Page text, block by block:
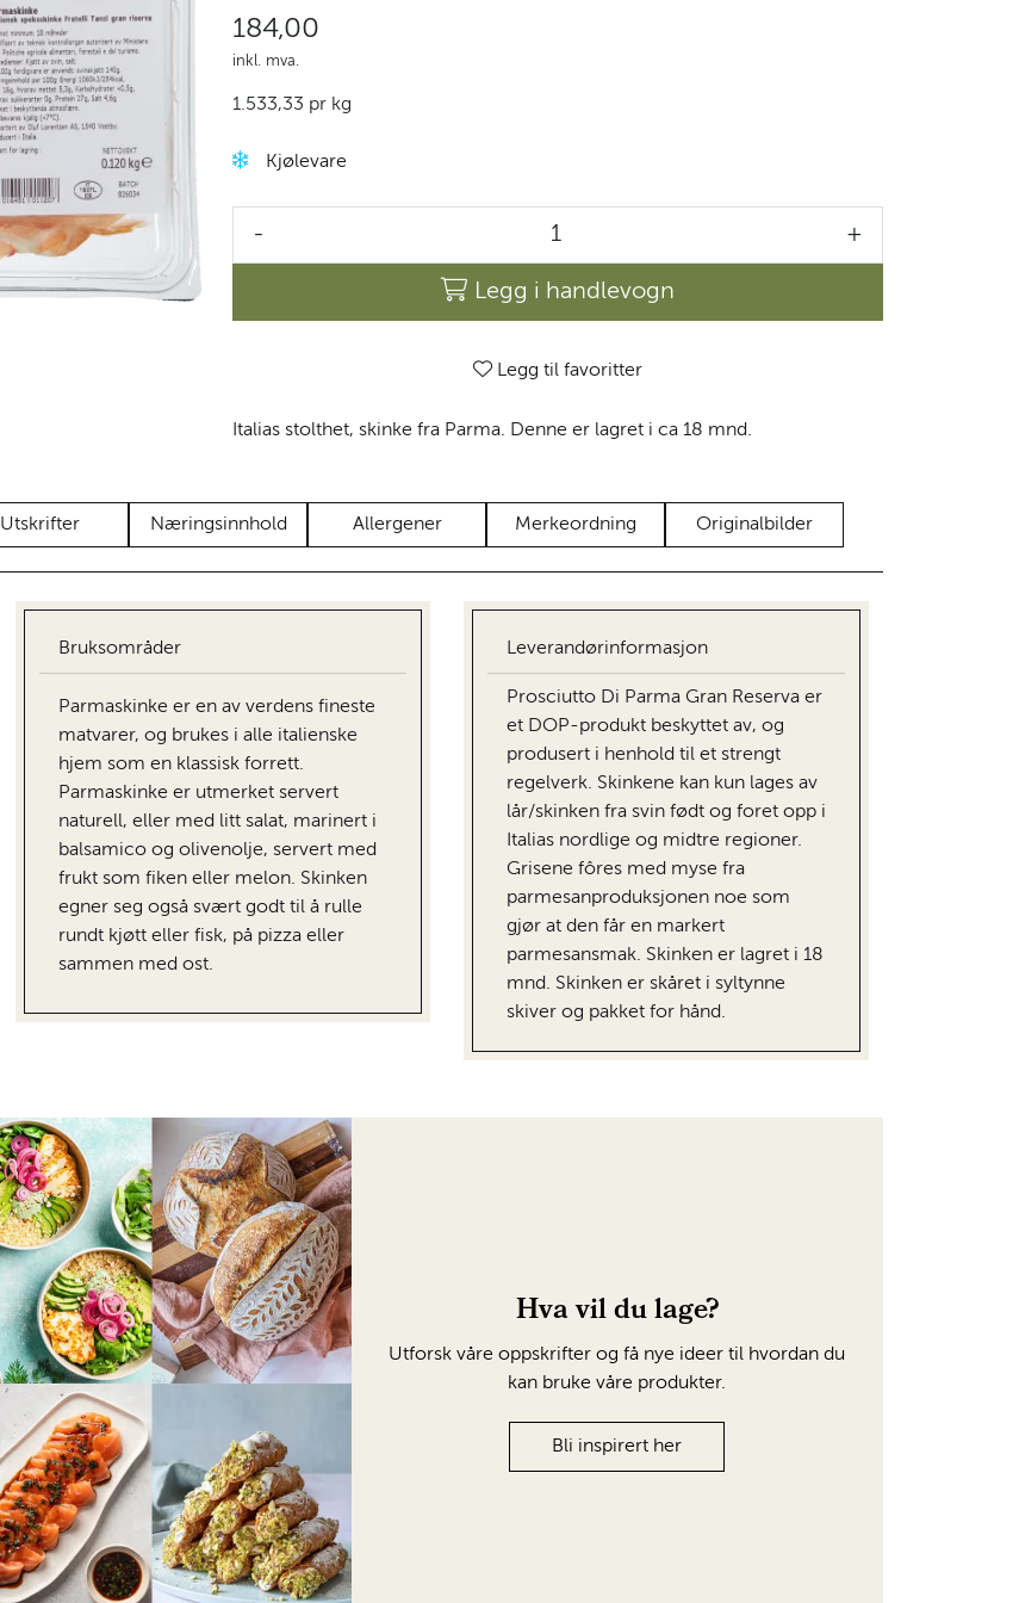
184,00
inkl. mva.
1.533,33 pr kg
Kjølevare
- +
Legg i handlevogn
Legg til favoritter
Italias stolthet, skinke fra Parma. Denne er lagret i ca 18 mnd.
Utskrifter Næringsinnhold Allergener Merkeordning Originalbilder
Bruksområder
Parmaskinke er en av verdens fineste
matvarer, og brukes i alle italienske
hjem som en klassisk forrett.
Parmaskinke er utmerket servert
naturell, eller med litt salat, marinert i
balsamico og olivenolje, servert med
frukt som fiken eller melon. Skinken
egner seg også svært godt til å rulle
rundt kjøtt eller fisk, på pizza eller
sammen med ost.
Leverandørinformasjon
Prosciutto Di Parma Gran Reserva er
et DOP-produkt beskyttet av, og
produsert i henhold til et strengt
regelverk. Skinkene kan kun lages av
lår/skinken fra svin født og foret opp i
Italias nordlige og midtre regioner.
Grisene fôres med myse fra
parmesanproduksjonen noe som
gjør at den får en markert
parmesansmak. Skinken er lagret i 18
mnd. Skinken er skåret i syltynne
skiver og pakket for hånd.
Hva vil du lage?
Utforsk våre oppskrifter og få nye ideer til hvordan du
kan bruke våre produkter.
Bli inspirert her